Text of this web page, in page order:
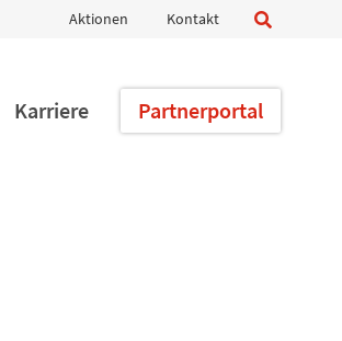
überspringen
Aktionen Kontakt
Karriere Partnerportal